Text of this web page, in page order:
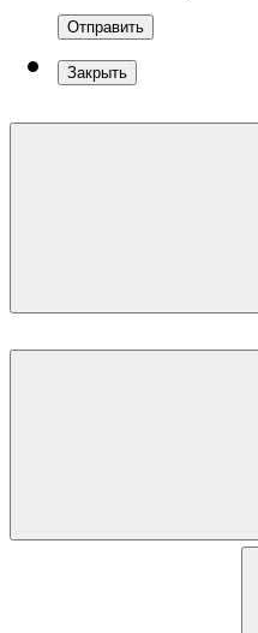
Отправить
Закрыть